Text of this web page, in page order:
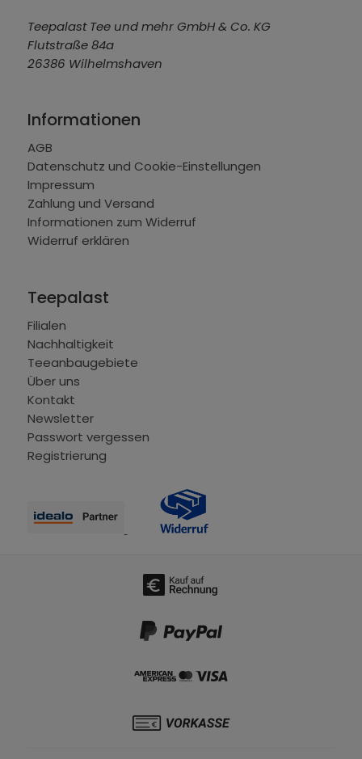
Teepalast Tee und mehr GmbH & Co. KG
Flutstraße 84a
26386 Wilhelmshaven
Informationen
AGB
Datenschutz und Cookie-Einstellungen
Impressum
Zahlung und Versand
Informationen zum Widerruf
Widerruf erklären
Teepalast
Filialen
Nachhaltigkeit
Teeanbaugebiete
Über uns
Kontakt
Newsletter
Passwort vergessen
Registrierung